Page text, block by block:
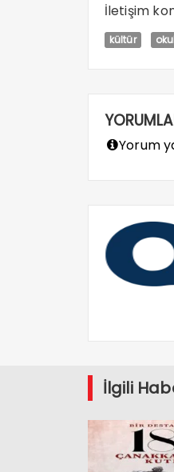
İletişim
kültür
Yorum
İlgili